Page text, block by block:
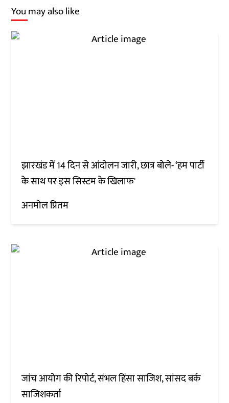
You may also like
झारखंड में 14 दिन से आंदोलन जारी, छात्र बोले- ‘हम पार्टी
के साथ पर इस सिस्टम के खिलाफ'
अनमोल प्रितम
जांच आयोग की रिपोर्ट, संभल हिंसा साजिश, सांसद बर्क
साजिशकर्ता